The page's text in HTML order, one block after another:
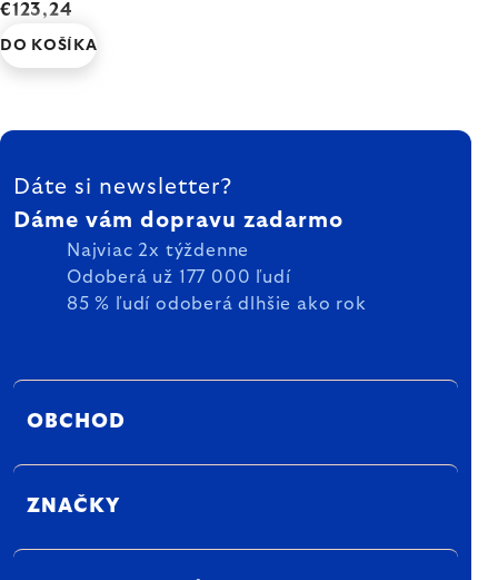
€123,24
DO KOŠÍKA
ZÁPÄTIE
Dáte si newsletter?
Dáme vám dopravu zadarmo
Najviac 2x týždenne
Odoberá už 177 000 ľudí
85 % ľudí odoberá dlhšie ako rok
OBCHOD
ZNAČKY